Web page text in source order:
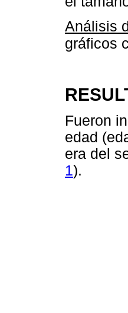
Análisis
gráficos
Fueron
edad
era del
1).